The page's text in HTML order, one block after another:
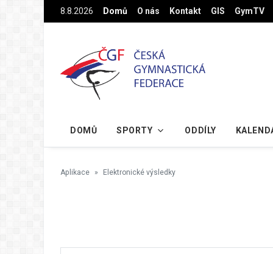
Na hlavní obsah8.8.2026 Domů O nás Kontakt GIS GymTV
DOMŮ SPORTY ODDÍLY
Aplikace Elektronické výsledky